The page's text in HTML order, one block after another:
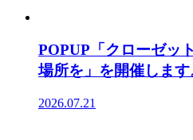
POPUP「クローゼッ
場所を」を開催します
2026.07.21